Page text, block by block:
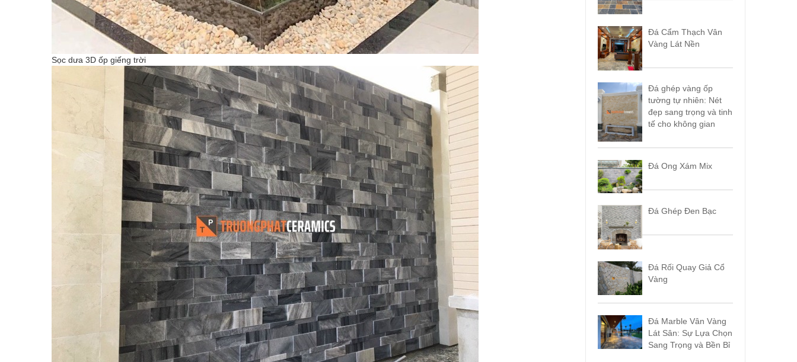
Sọc dưa 3D ốp giếng trời
Đá Cẩm Thạch Vân
Vàng Lát Nền
Đá ghép vàng ốp
tường tự nhiên: Nét
đẹp sang trọng và tinh
tế cho không gian
Đá Ong Xám Mix
Đá Ghép Đen Bạc
Đá Rối Quay Giả Cổ
Vàng
Đá Marble Vân Vàng
Lát Sân: Sự Lựa Chọn
Sang Trọng và Bền Bỉ